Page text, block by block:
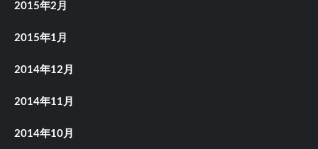
2015年2月
2015年1月
2014年12月
2014年11月
2014年10月